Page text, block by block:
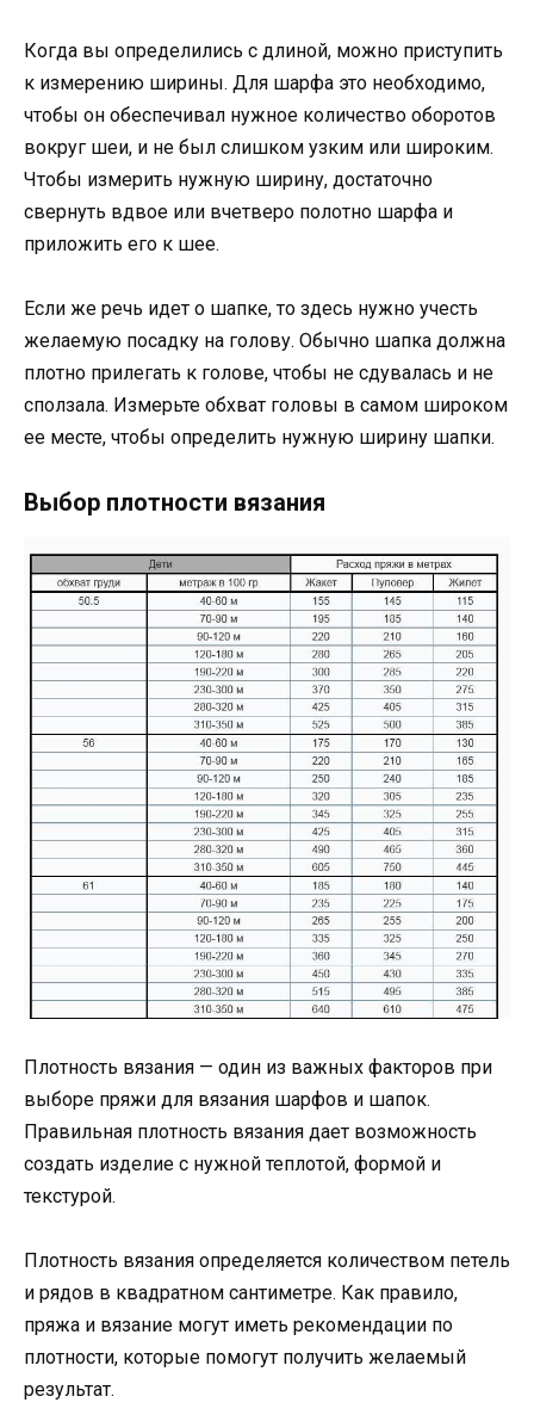
Когда вы определились с длиной, можно приступить
к измерению ширины. Для шарфа это необходимо,
чтобы он обеспечивал нужное количество оборотов
вокруг шеи, и не был слишком узким или широким.
Чтобы измерить нужную ширину, достаточно
свернуть вдвое или вчетверо полотно шарфа и
приложить его к шее.
Если же речь идет о шапке, то здесь нужно учесть
желаемую посадку на голову. Обычно шапка должна
плотно прилегать к голове, чтобы не сдувалась и не
сползала. Измерьте обхват головы в самом широком
ее месте, чтобы определить нужную ширину шапки.
Выбор плотности вязания
Плотность вязания — один из важных факторов при
выборе пряжи для вязания шарфов и шапок.
Правильная плотность вязания дает возможность
создать изделие с нужной теплотой, формой и
текстурой.
Плотность вязания определяется количеством петель
и рядов в квадратном сантиметре. Как правило,
пряжа и вязание могут иметь рекомендации по
плотности, которые помогут получить желаемый
результат.